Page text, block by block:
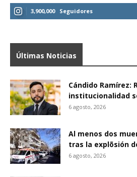
3,900,000 Seguidores
Últimas Noticias
Cándido Ramírez:
institucionalidad
6 agosto, 2026
Al menos dos
tras la explõsión
6 agosto, 2026